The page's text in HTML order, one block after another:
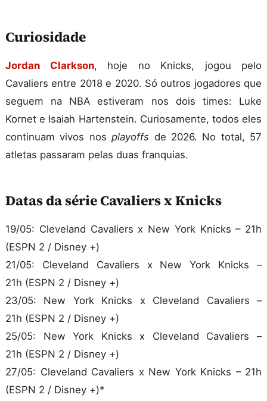
Curiosidade
Jordan Clarkson, hoje no Knicks, jogou pelo
Cavaliers entre 2018 e 2020. Só outros jogadores que
seguem na NBA estiveram nos dois times: Luke
Kornet e Isaiah Hartenstein. Curiosamente, todos eles
continuam vivos nosplayoffs de 2026. No total, 57
atletas passaram pelas duas franquias.
Datas da série Cavaliers x Knicks
19/05: Cleveland Cavaliers x New York Knicks – 21h
(ESPN 2 / Disney +)
21/05: Cleveland Cavaliers x New York Knicks –
21h (ESPN 2 / Disney +)
23/05: New York Knicks x Cleveland Cavaliers –
21h (ESPN 2 / Disney +)
25/05: New York Knicks x Cleveland Cavaliers –
21h (ESPN 2 / Disney +)
27/05: Cleveland Cavaliers x New York Knicks – 21h
(ESPN 2 / Disney +)*